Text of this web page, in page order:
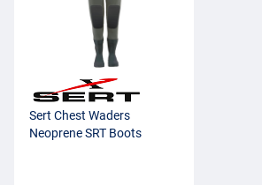
Sert Chest Waders
Neoprene SRT Boots